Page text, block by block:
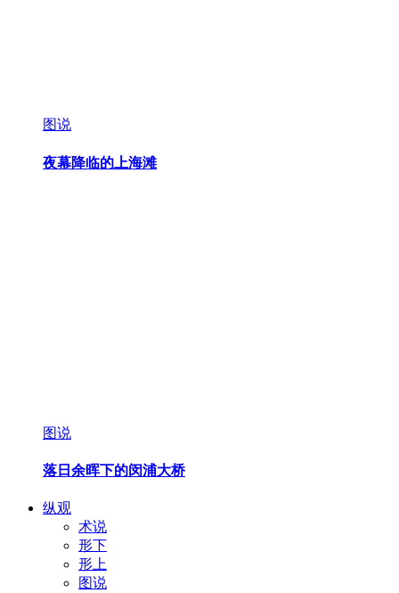
图说
夜幕降临的上海滩
图说
落日余晖下的闵浦大桥
纵观
术说
形下
形上
图说